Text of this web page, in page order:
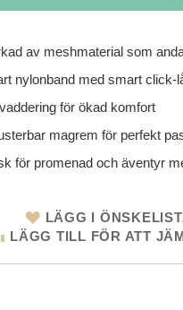
av meshmaterial som
nylonband med smart click-
för ökad komfort
magrem för perfekt
för promenad och äventyr
LÄGG I
LÄGG TILL FÖR ATT